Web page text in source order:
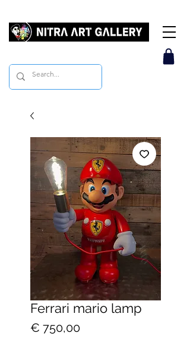
Ferrari mario lamp
€ 750,00Prijs